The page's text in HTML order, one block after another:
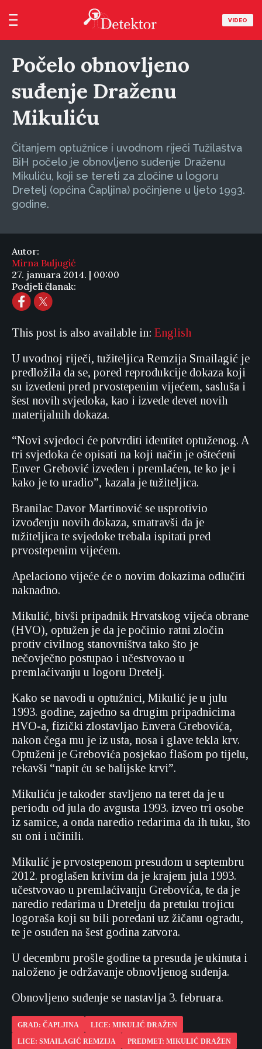
VIDEO
Počelo obnovljeno
suđenje Draženu
Mikuliću
Čitanjem optužnice i uvodnom riječi Tužilaštva
BiH počelo je obnovljeno suđenje Draženu
Mikuliću, koji se tereti za zločine u logoru
Dretelj (općina Čapljina) počinjene u ljeto 1993.
godine.
Autor:
Mirna Buljugić
27. januara 2014. | 00:00
Podjeli članak:
This post is also available in: English
U uvodnoj riječi, tužiteljica Remzija Smailagić je
predložila da se, pored reprodukcije dokaza koji
su izvedeni pred prvostepenim vijećem, sasluša i
šest novih svjedoka, kao i izvede devet novih
materijalnih dokaza.
“Novi svjedoci će potvrditi identitet optuženog. A
tri svjedoka će opisati na koji način je oštećeni
Enver Grebović izveden i premlaćen, te ko je i
kako je to uradio”, kazala je tužiteljica.
Branilac Davor Martinović se usprotivio
izvođenju novih dokaza, smatravši da je
tužiteljica te svjedoke trebala ispitati pred
prvostepenim vijećem.
Apelaciono vijeće će o novim dokazima odlučiti
naknadno.
Mikulić, bivši pripadnik Hrvatskog vijeća obrane
(HVO), optužen je da je počinio ratni zločin
protiv civilnog stanovništva tako što je
nečovječno postupao i učestvovao u
premlaćivanju u logoru Dretelj.
Kako se navodi u optužnici, Mikulić je u julu
1993. godine, zajedno sa drugim pripadnicima
HVO-a, fizički zlostavljao Envera Grebovića,
nakon čega mu je iz usta, nosa i glave tekla krv.
Optuženi je Grebovića posjekao flašom po tijelu,
rekavši “napit ću se balijske krvi”.
Mikuliću je također stavljeno na teret da je u
periodu od jula do avgusta 1993. izveo tri osobe
iz samice, a onda naredio redarima da ih tuku, što
su oni i učinili.
Mikulić je prvostepenom presudom u septembru
2012. proglašen krivim da je krajem jula 1993.
učestvovao u premlaćivanju Grebovića, te da je
naredio redarima u Dretelju da pretuku trojicu
logoraša koji su bili poredani uz žičanu ogradu,
te je osuđen na šest godina zatvora.
U decembru prošle godine ta presuda je ukinuta i
naloženo je održavanje obnovljenog suđenja.
Obnovljeno suđenje se nastavlja 3. februara.
GRAD: ČAPLJINA
LICE: MIKULIĆ DRAŽEN
LICE: SMAILAGIĆ REMZIJA
PREDMET: MIKULIĆ DRAŽEN